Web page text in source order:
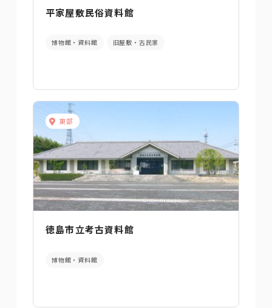
平家屋敷民俗資料館
博物館・資料館 旧屋敷・古民家
東部
徳島市立考古資料館
博物館・資料館